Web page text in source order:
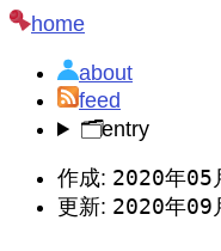
home
about
feed
🗂️entry
作成: 2020年05
更新: 2020年09